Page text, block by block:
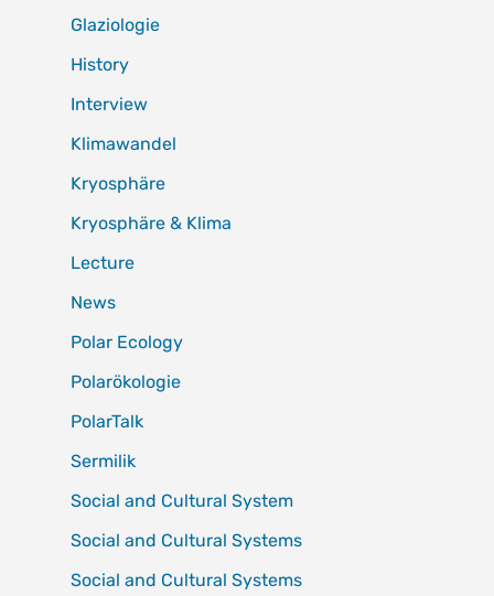
Glaziologie
History
Interview
Klimawandel
Kryosphäre
Kryosphäre & Klima
Lecture
News
Polar Ecology
Polarökologie
PolarTalk
Sermilik
Social and Cultural System
Social and Cultural Systems
Social and Cultural Systems